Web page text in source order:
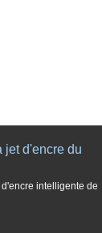
jet d'encre du
d'encre intelligente de